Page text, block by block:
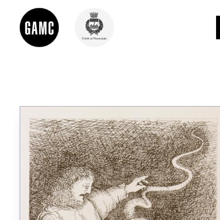
SHOP
LE COLLEZIONI
GLI AUTORI
LORENZO VIANI
MOSTRE
EVENTI
PALAZZO DELLE MUSE